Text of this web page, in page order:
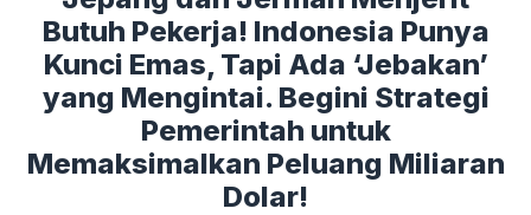
Butuh Pekerja! Indonesia Punya
Kunci Emas, Tapi Ada ‘Jebakan’
yang Mengintai. Begini Strategi
Pemerintah untuk
Memaksimalkan Peluang Miliaran
Dolar!